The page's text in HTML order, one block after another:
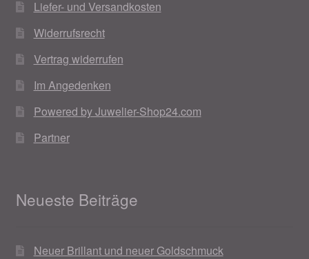
Weihnachtsangebote 2020
Weihnachtsangebote 2021
Widerrufsrecht
Liefer- und Versandkosten
Widerrufsrecht
Vertrag widerrufen
Im Angedenken
Powered by Juwelier-Shop24.com
Partner
Neueste Beiträge
Neuer Brillant und neuer Goldschmuck